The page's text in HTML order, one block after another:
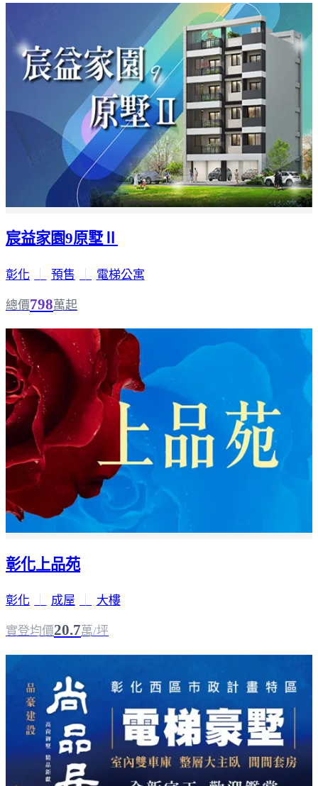
宸益家園9原墅Ⅱ
彰化 預售 電梯公寓
總價798萬起
彰化上品苑
彰化 成屋 大樓
實登均價20.7萬/坪